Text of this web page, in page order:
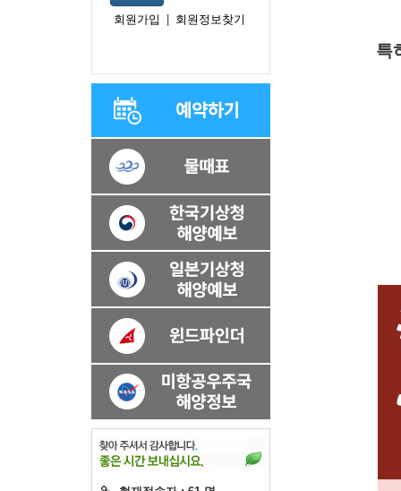
회원가입 회원정보찾기
특